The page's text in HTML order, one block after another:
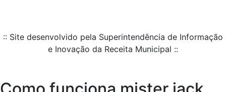
:: Site desenvolvido pela Superintendência de Informação
e Inovação da Receita Municipal ::